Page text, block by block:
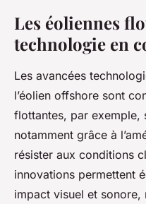
Les éoliennes
technologie en
Les avancées
l’éolien offshore sont
flottantes, par exemple,
notamment grâce à
résister aux conditions
innovations permettent
impact visuel et sonore,